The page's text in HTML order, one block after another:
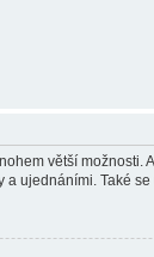
větší
ujednáními. Také